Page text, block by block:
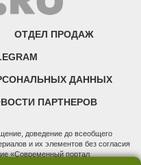
ОТДЕЛ ПРОДАЖ
ДАННЫХ
ПАРТНЕРОВ
доведение до всеобщего
и их элементов без согласия
«Современный портал